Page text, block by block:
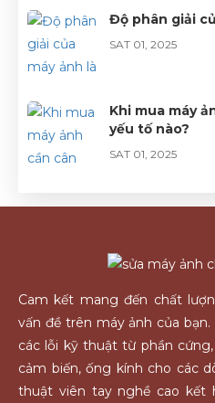
Độ phân giải
SAT 01, 2025
Khi mua máy
yếu tố nào?
SAT 01, 2025
Cam kết mang đến chất
vấn đề trên máy ảnh của
các lỗi kỹ thuật từ phần
cảm biến, ống kính cho các
thuật viên tay nghề cao kết